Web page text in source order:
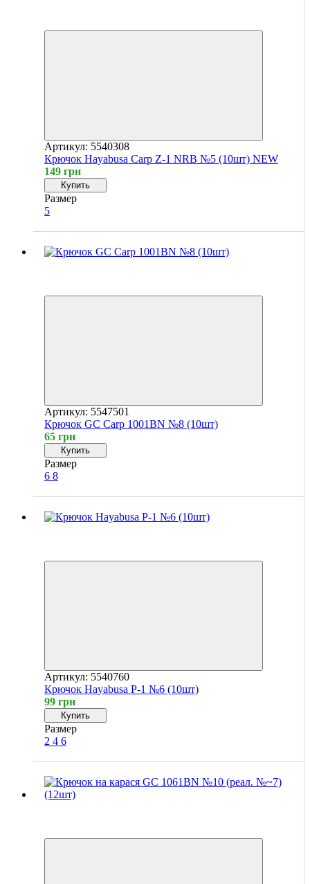
Артикул: 5540308
Крючок Hayabusa Carp Z-1 NRB №5 (10шт) NEW
149 грн
Купить
Размер
5
Артикул: 5547501
Крючок GC Carp 1001BN №8 (10шт)
65 грн
Купить
Размер
6 8
Артикул: 5540760
Крючок Hayabusa P-1 №6 (10шт)
99 грн
Купить
Размер
2 4 6